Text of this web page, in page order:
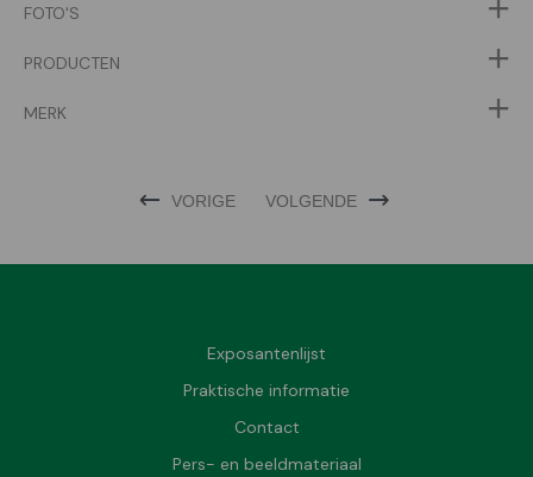
FOTO'S
PRODUCTEN
MERK
VORIGE VOLGENDE
Exposantenlijst
Praktische informatie
Contact
Pers- en beeldmateriaal